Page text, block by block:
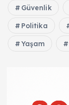
Güvenlik
Politika
Yaşam